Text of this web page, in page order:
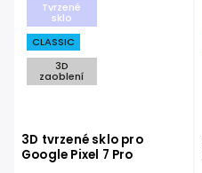
Tvrzené
sklo
CLASSIC
3D
zaoblení
3D tvrzené sklo pro
Google Pixel 7 Pro